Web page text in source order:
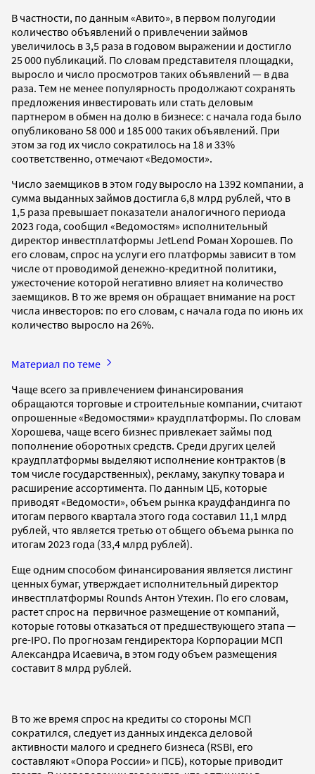
В частности, по данным «Авито», в первом полугодии
количество объявлений о привлечении займов
увеличилось в 3,5 раза в годовом выражении и достигло
25 000 публикаций. По словам представителя площадки,
выросло и число просмотров таких объявлений — в два
раза. Тем не менее популярность продолжают сохранять
предложения инвестировать или стать деловым
партнером в обмен на долю в бизнесе: с начала года было
опубликовано 58 000 и 185 000 таких объявлений. При
этом за год их число сократилось на 18 и 33%
соответственно, отмечают «Ведомости».
Число заемщиков в этом году выросло на 1392 компании, а
сумма выданных займов достигла 6,8 млрд рублей, что в
1,5 раза превышает показатели аналогичного периода
2023 года, сообщил «Ведомостям» исполнительный
директор инвестплатформы JetLend Роман Хорошев. По
его словам, спрос на услуги его платформы зависит в том
числе от проводимой денежно-кредитной политики,
ужесточение которой негативно влияет на количество
заемщиков. В то же время он обращает внимание на рост
числа инвесторов: по его словам, с начала года по июнь их
количество выросло на 26%.
Материал по теме
Чаще всего за привлечением финансирования
обращаются торговые и строительные компании, считают
опрошенные «Ведомостями» краудплатформы. По словам
Хорошева, чаще всего бизнес привлекает займы под
пополнение оборотных средств. Среди других целей
краудплатформы выделяют исполнение контрактов (в
том числе государственных), рекламу, закупку товара и
расширение ассортимента. По данным ЦБ, которые
приводят «Ведомости», объем рынка краудфандинга по
итогам первого квартала этого года составил 11,1 млрд
рублей, что является третью от общего объема рынка по
итогам 2023 года (33,4 млрд рублей).
Еще одним способом финансирования является листинг
ценных бумаг, утверждает исполнительный директор
инвестплатформы Rounds Антон Утехин. По его словам,
растет спрос на первичное размещение от компаний,
которые готовы отказаться от предшествующего этапа —
pre-IPO. По прогнозам гендиректора Корпорации МСП
Александра Исаевича, в этом году объем размещения
составит 8 млрд рублей.
В то же время спрос на кредиты со стороны МСП
сократился, следует из данных индекса деловой
активности малого и среднего бизнеса (RSBI, его
составляют «Опора России» и ПСБ), которые приводит